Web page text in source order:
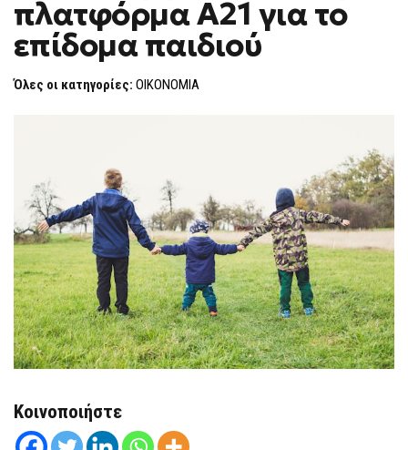
Α21
ΓΙΑ
ΤΟ
ΕΠΊΔΟΜΑ
πλατφόρμα Α21 για το
επίδομα παιδιού
Όλες οι κατηγορίες: ΟΙΚΟΝΟΜΙΑ
Κοινοποιήστε